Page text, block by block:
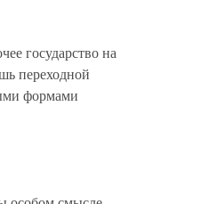
государство на
переходной
формами